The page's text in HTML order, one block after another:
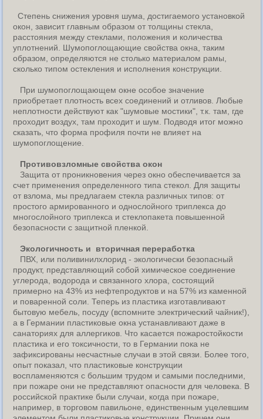
Степень снижения уровня шума, достигаемого установкой
окон, зависит главным образом от толщины стекла,
расстояния между стеклами, положения и количества
уплотнений. Шумопоглощающие свойства окна, таким
образом, определяются не столько материалом рамы,
сколько типом остекления и исполнения конструкции.
При шумопоглощающем окне особое значение
приобретает плотность всех соединений и отливов. Любые
неплотности действуют как "шумовые мостики", т.к. там, где
проходит воздух, там проходит и шум. Подводя итог можно
сказать, что форма профиля почти не влияет на
шумопоглощение.
Противовзломные свойства окон
Защита от проникновения через окно обеспечивается за
счет применения определенного типа стекол. Для защиты
от взлома, мы предлагаем стекла различных типов: от
простого армированного и однослойного триплекса до
многослойного триплекса и стеклопакета повышенной
безопасности с защитной пленкой.
Экологичность и вторичная переработка
ПВХ, или поливинилхлорид - экологически безопасный
продукт, представляющий собой химическое соединение
углерода, водорода и связанного хлора, состоящий
примерно на 43% из нефтепродуктов и на 57% из каменной
и поваренной соли. Теперь из пластика изготавливают
бытовую мебель, посуду (вспомните электрический чайник!),
а в Германии пластиковые окна устанавливают даже в
санаториях для аллергиков. Что касается пожаростойкости
пластика и его токсичности, то в Германии пока не
зафиксированы несчастные случаи в этой связи. Более того,
опыт показал, что пластиковые конструкции
воспламеняются с большим трудом и самыми последними,
при пожаре они не представляют опасности для человека. В
российской практике были случаи, когда при пожаре,
например, в торговом павильоне, единственным уцелевшим